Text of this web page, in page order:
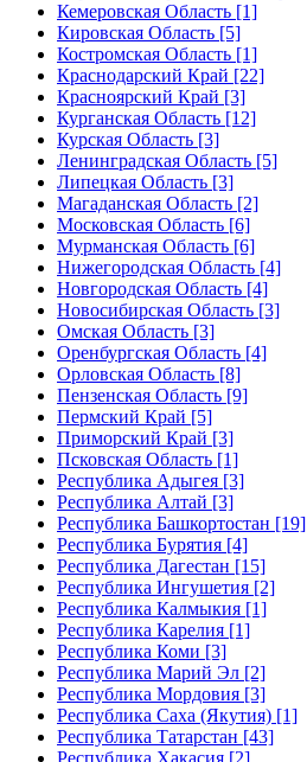
Кемеровская Область [1]
Кировская Область [5]
Костромская Область [1]
Краснодарский Край [22]
Красноярский Край [3]
Курганская Область [12]
Курская Область [3]
Ленинградская Область [5]
Липецкая Область [3]
Магаданская Область [2]
Московская Область [6]
Мурманская Область [6]
Нижегородская Область [4]
Новгородская Область [4]
Новосибирская Область [3]
Омская Область [3]
Оренбургская Область [4]
Орловская Область [8]
Пензенская Область [9]
Пермский Край [5]
Приморский Край [3]
Псковская Область [1]
Республика Адыгея [3]
Республика Алтай [3]
Республика Башкортостан [19]
Республика Бурятия [4]
Республика Дагестан [15]
Республика Ингушетия [2]
Республика Калмыкия [1]
Республика Карелия [1]
Республика Коми [3]
Республика Марий Эл [2]
Республика Мордовия [3]
Республика Саха (Якутия) [1]
Республика Татарстан [43]
Республика Хакасия [2]